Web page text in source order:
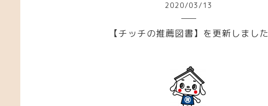
2020/03/ 13
【チッチの推薦図書】を更新しました